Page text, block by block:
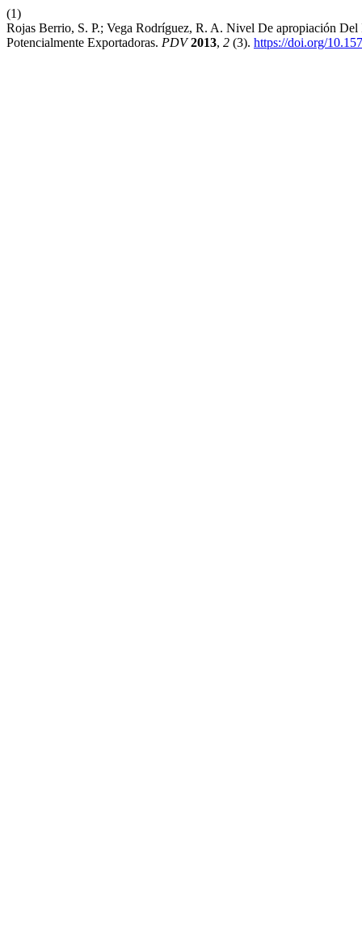
(1)
Rojas Berrio, S. P.; Vega Rodríguez, R. A. Nivel De apropiación
Potencialmente Exportadoras. PDV 2013, 2 (3). https://doi.org/